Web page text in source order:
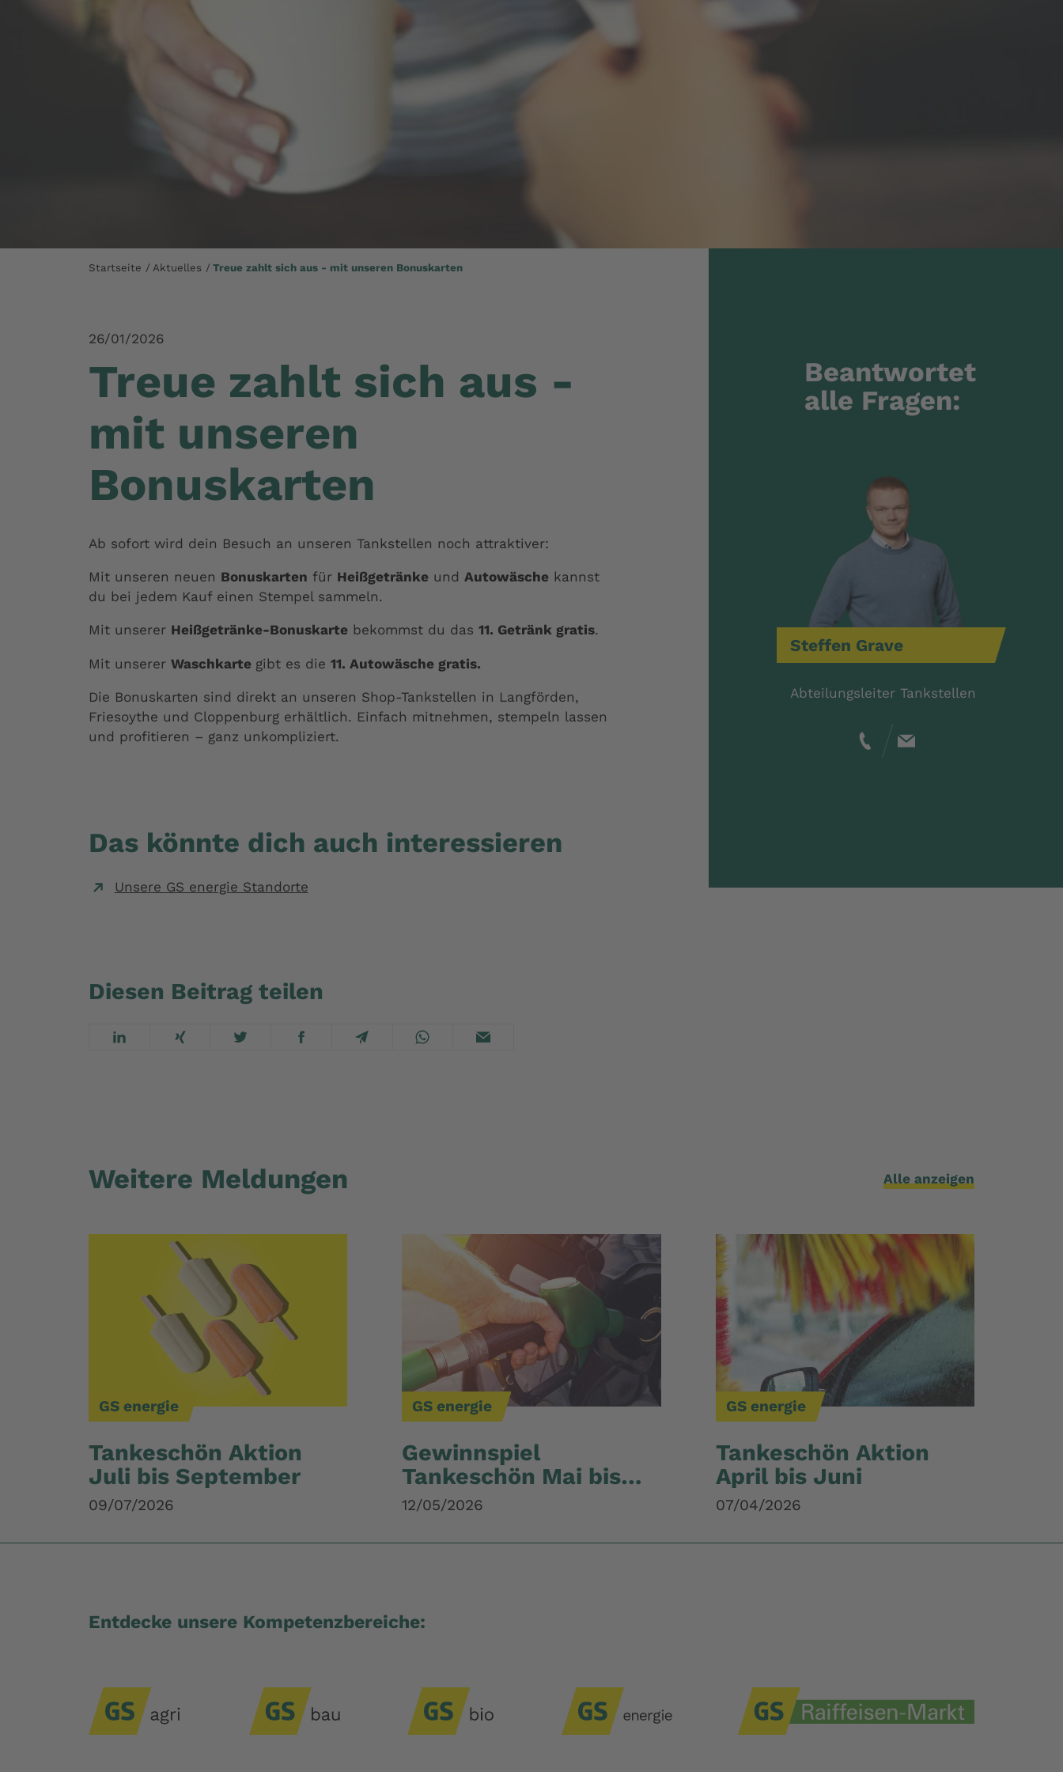
Startseite Aktuelles Treue zahlt sich aus - mit unseren Bonuskarten
26/01/2026
Treue zahlt sich aus -
mit unseren
Bonuskarten
Ab sofort wird dein Besuch an unseren Tankstellen noch attraktiver:
Mit unseren neuen Bonuskarten für Heißgetränke und Autowäsche kannst
du bei jedem Kauf einen Stempel sammeln.
Mit unserer Heißgetränke-Bonuskarte bekommst du das 11. Getränk gratis.
Mit unserer Waschkarte gibt es die 11. Autowäsche gratis.
Die Bonuskarten sind direkt an unseren Shop-Tankstellen in Langförden,
Friesoythe und Cloppenburg erhältlich. Einfach mitnehmen, stempeln lassen
und profitieren – ganz unkompliziert.
Das könnte dich auch interessieren
Unsere GS energie Standorte
Diesen Beitrag teilen
Beantwortet
alle Fragen:
Steffen Grave
Abteilungsleiter Tankstellen
Weitere Meldungen Alle anzeigen
GS energie
Tankeschön Aktion
Juli bis September
09/07/2026
GS energie
Gewinnspiel
Tankeschön Mai bis
Juli
12/05/2026
GS energie
Tankeschön Aktion
April bis Juni
07/04/2026
Entdecke unsere Kompetenzbereiche: